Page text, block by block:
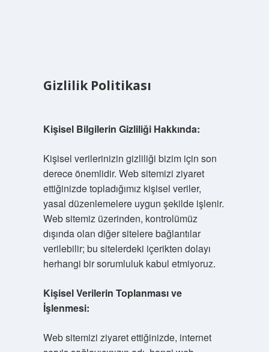
Gizlilik Politikası
Kişisel Bilgilerin Gizliliği Hakkında:
Kişisel verilerinizin gizliliği bizim için son
derece önemlidir. Web sitemizi ziyaret
ettiğinizde topladığımız kişisel veriler,
yasal düzenlemelere uygun şekilde işlenir.
Web sitemiz üzerinden, kontrolümüz
dışında olan diğer sitelere bağlantılar
verilebilir; bu sitelerdeki içerikten dolayı
herhangi bir sorumluluk kabul etmiyoruz.
Kişisel Verilerin Toplanması ve
İşlenmesi:
Web sitemizi ziyaret ettiğinizde, internet